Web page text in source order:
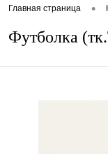
Главная страница •
Футболка